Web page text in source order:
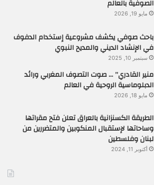
الصوفية بالعالم
مايو 19, 2026
باحث صوفي يكشف مشروعية إستخدام الدفوف
في الإنشاد الديني والمديح النبوي
سبتمبر 10, 2025
منير القادري” … صوت التصوف المغربي ورائد
الدبلوماسية الروحية في العالم
مايو 18, 2026
الطريقة الكسنزانية بالعراق تعلن فتح مقراتها
وساحاتها لإستقبال المنكوبين والمتضررين من
لبنان وفلسطين
أكتوبر 11, 2024